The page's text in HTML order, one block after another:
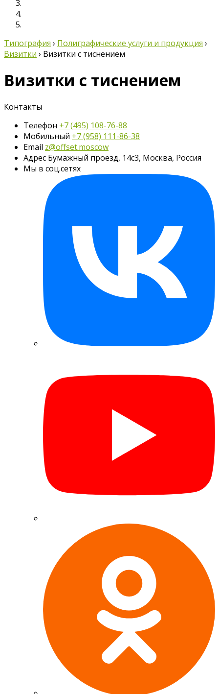
Типография › Полиграфические услуги и продукция ›
Визитки › Визитки с тиснением
Визитки с тиснением
Контакты
Телефон +7 (495) 108-76-88
Мобильный +7 (958) 111-86-38
Email z@offset.moscow
Адрес Бумажный проезд, 14с3, Москва, Россия
Мы в соц.сетях